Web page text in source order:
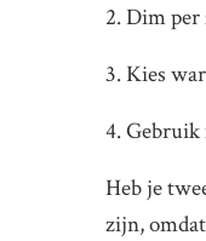
2. Dim per
3. Kies
4. Gebruik
Heb je
zijn,